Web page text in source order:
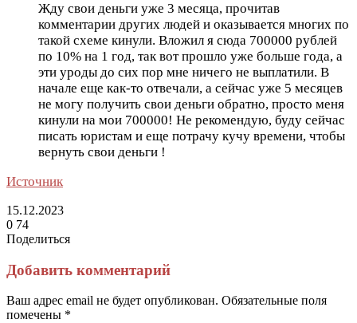
Жду свои деньги уже 3 месяца, прочитав
комментарии других людей и оказывается многих по
такой схеме кинули. Вложил я сюда 700000 рублей
по 10% на 1 год, так вот прошло уже больше года, а
эти уроды до сих пор мне ничего не выплатили. В
начале еще как-то отвечали, а сейчас уже 5 месяцев
не могу получить свои деньги обратно, просто меня
кинули на мои 700000! Не рекомендую, буду сейчас
писать юристам и еще потрачу кучу времени, чтобы
вернуть свои деньги !
Источник
15.12.2023
0 74
Поделиться
через
электронную
почту
Добавить комментарий
Ваш адрес email не будет опубликован. Обязательные поля
помечены *